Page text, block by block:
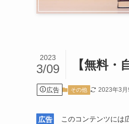
【無料
2023
3/09
広告 その他 2023年3月
広告 このコンテンツには